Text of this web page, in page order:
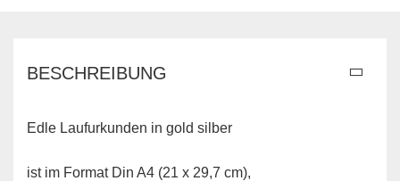
BESCHREIBUNG
Edle Laufurkunden in gold silber
ist im Format Din A4 (21 x 29,7 cm),